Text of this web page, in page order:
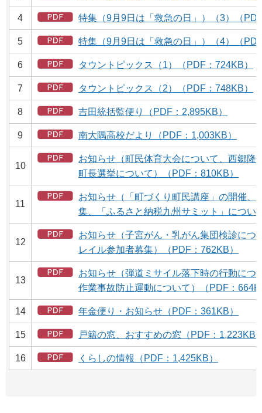
4 特集（9月9日は「救急の日」）（3）（
5 特集（9月9日は「救急の日」）（4）（
6 タウントピックス（1）（PDF：724KB）
7 タウントピックス（2）（PDF：748KB）
8 吉田統括監便り（PDF：2,895KB）
9 南大隅高校だより（PDF：1,003KB）
10
お知らせ（町民体育大会について、西郷隆
町長選挙について）（PDF：810KB）
11
お知らせ（「町づくり町民講座」の開催、
集、「ふるさと納税九州サミット」につい
12
お知らせ（子宮がん・乳がん集団検診につ
レイル参加者募集）（PDF：762KB）
13
お知らせ（弾道ミサイル落下時の行動につ
作業事故防止運動について）（PDF：
14 年金便り・お知らせ（PDF：361KB）
15 戸籍の窓、おすすめの窓（PDF：1,223KB
16 くらしの情報（PDF：1,425KB）